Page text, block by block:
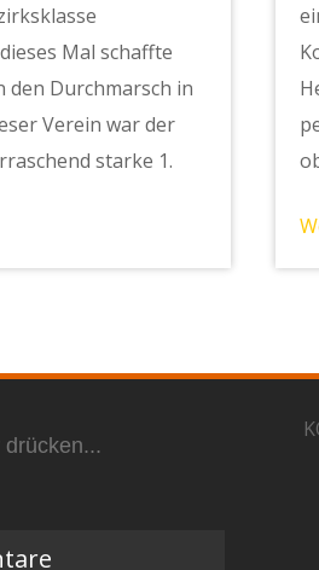
Mal schaffte
den Durchmarsch in
Verein war der
starke 1.